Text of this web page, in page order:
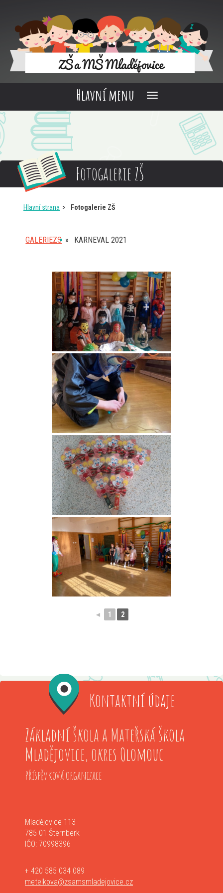
Hlavní menu
Fotogalerie ZŠ
Hlavní strana Fotogalerie ZŠ
GALERIEZS » KARNEVAL 2021
◄ 1 2
Kontaktní údaje
Základní škola a Mateřská škola
Mladějovice, okres Olomouc
Příspěvková organizace
Mladějovice 113
785 01 Šternberk
IČO: 70998396
+ 420 585 034 089
metelkova@zsamsmladejovice.cz